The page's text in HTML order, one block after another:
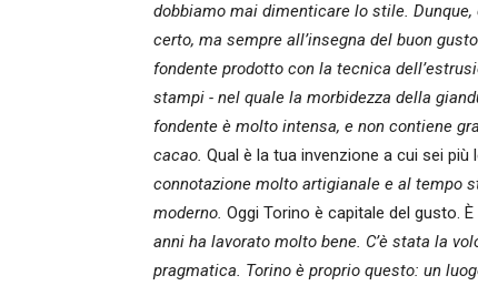
dobbiamo mai dimenticare lo stile.
certo, ma sempre all’insegna del buon
fondente prodotto con la tecnica
stampi - nel quale la morbidezza della
fondente è molto intensa, e non contiene
cacao. Qual è la tua invenzione a cui sei più
connotazione molto artigianale e al tempo
moderno. Oggi Torino è capitale del gusto.
anni ha lavorato molto bene. C’è stata la
pragmatica. Torino è proprio questo: un